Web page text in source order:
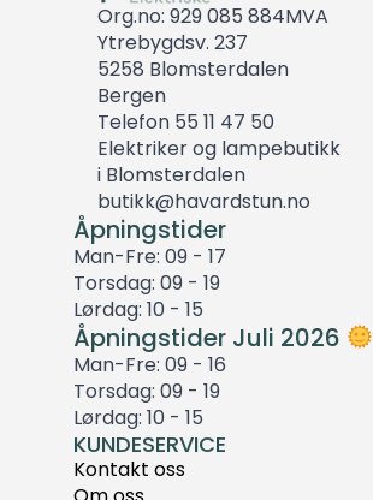
Org.no: 929 085 884MVA
Ytrebygdsv. 237
5258 Blomsterdalen
Bergen
Telefon 55 11 47 50
Elektriker og lampebutikk
i Blomsterdalen
butikk@havardstun.no
Åpningstider
Man-Fre: 09 - 17
Torsdag: 09 - 19
Lørdag: 10 - 15
Åpningstider Juli 2026
Man-Fre: 09 - 16
Torsdag: 09 - 19
Lørdag: 10 - 15
KUNDESERVICE
Kontakt oss